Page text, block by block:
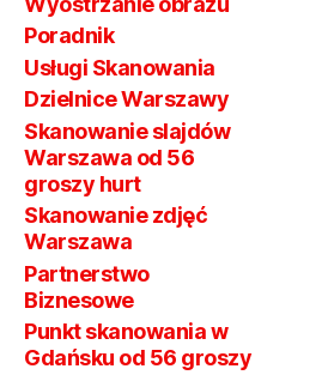
Poradnik
Usługi Skanowania
Dzielnice Warszawy
Skanowanie slajdów
Warszawa od 56
groszy hurt
Skanowanie zdjęć
Warszawa
Partnerstwo
Biznesowe
Punkt skanowania w
Gdańsku od 56 groszy